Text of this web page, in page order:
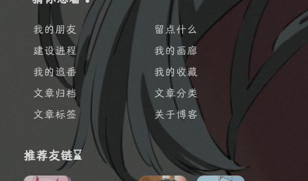
我的朋友
留点什么
建设进程
我的画廊
我的追番
我的收藏
文章归档
文章分类
文章标签
关于博客
推荐友链⌛